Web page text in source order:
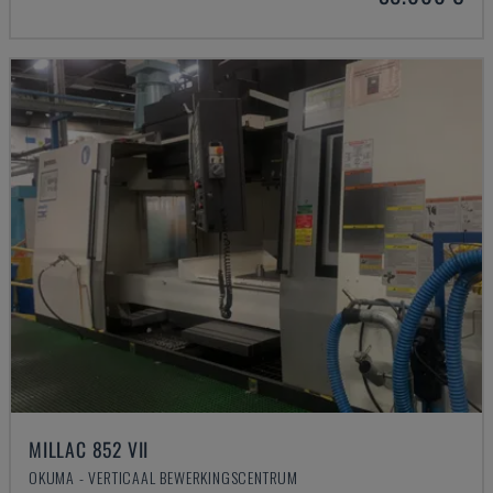
MILLAC 852 VII
OKUMA - VERTICAAL BEWERKINGSCENTRUM